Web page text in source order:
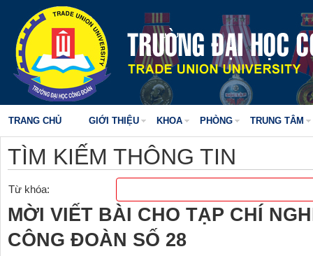
TRANG CHỦ GIỚI THIỆU KHOA PHÒNG TRUNG TÂM
TÌM KIẾM THÔNG TIN
Từ khóa:
MỜI VIẾT BÀI CHO TẠP CHÍ
CÔNG ĐOÀN SỐ 28